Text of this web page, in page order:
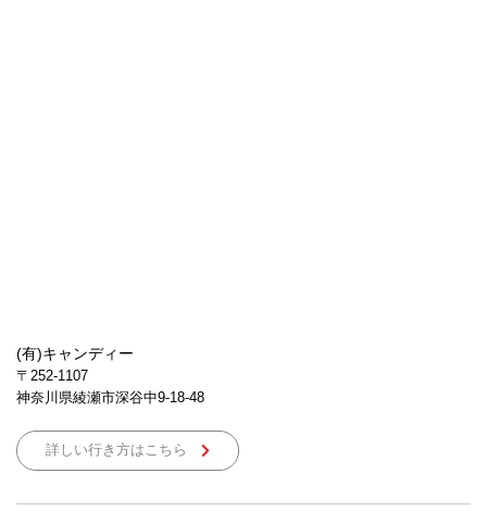
(有)キャンディー
〒252-1107
神奈川県綾瀬市深谷中9-18-48
詳しい行き方はこちら